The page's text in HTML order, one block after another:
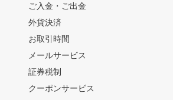
ご入金・ご出金
外貨決済
お取引時間
メールサービス
証券税制
クーポンサービス